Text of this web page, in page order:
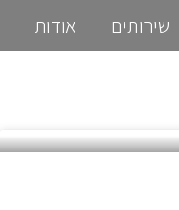
שירותים אודות